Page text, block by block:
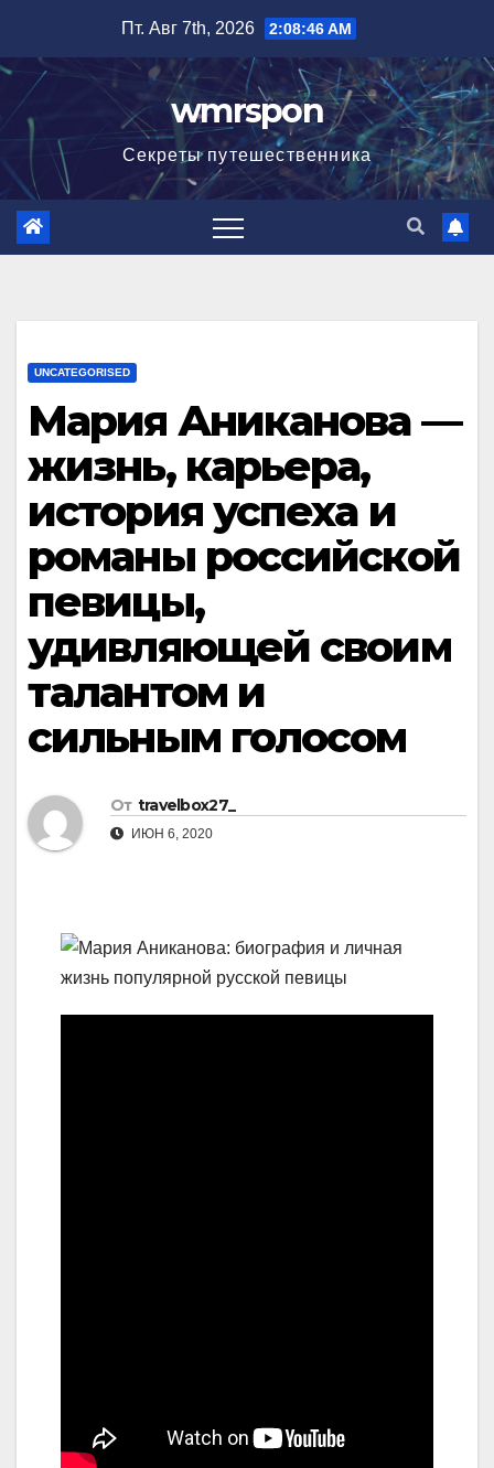
содержимому
Пт. Авг 7th, 2026 2:08:47 AM
wmrspon
Секреты путешественника
UNCATEGORISED
Мария Аниканова —
жизнь, карьера,
история успеха и
романы российской
певицы,
удивляющей своим
талантом и
сильным голосом
От travelbox27_
ИЮН 6, 2020